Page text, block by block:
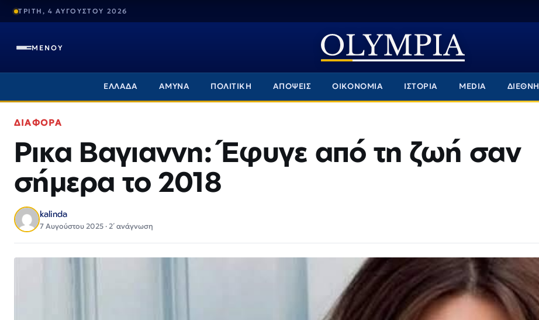
ΤΡΙΤΗ, 4 ΑΥΓΟΥΣΤΟΥ 2026
ΜΕΝΟΥ
ΕΛΛΑΔΑ ΑΜΥΝΑ ΠΟΛΙΤΙΚΗ ΑΠΟΨΕΙΣ ΟΙΚΟΝΟΜΙΑ ΙΣΤΟΡΙΑ MEDIA ΔΙΕΘΝΗ
ΔΙΑΦΟΡΑ
Ρικα Βαγιαννη: Έφυγε από τη ζωή σαν
σήμερα το 2018
kalinda
7 Αυγούστου 2025 · 2΄ ανάγνωση